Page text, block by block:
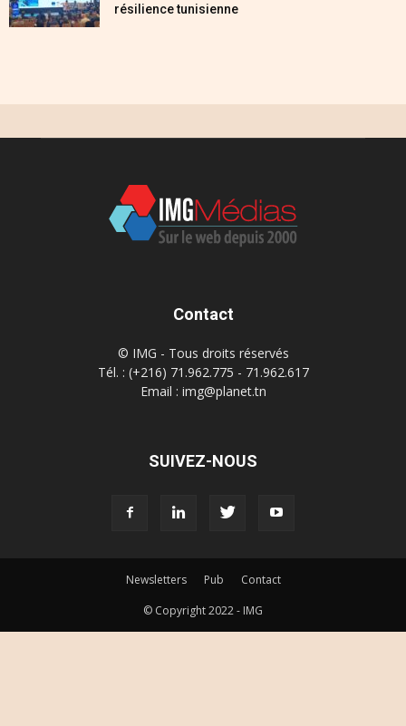
résilience tunisienne
Contact
© IMG - Tous droits réservés
Tél. : (+216) 71.962.775 - 71.962.617
Email : img@planet.tn
SUIVEZ-NOUS
Newsletters Pub
Contact
© Copyright 2022 - IMG